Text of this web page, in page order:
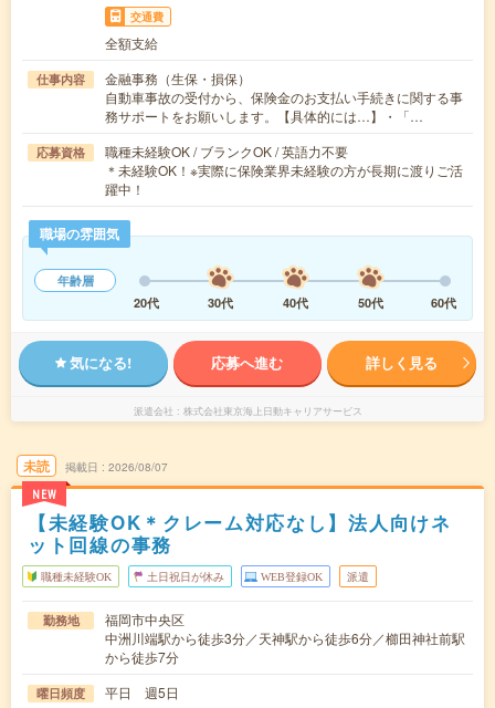
交通費
全額支給
仕事内容
金融事務（生保・損保）
自動車事故の受付から、保険金のお支払い手続きに関する事
務サポートをお願いします。【具体的には…】・「…
応募資格
職種未経験OK / ブランクOK / 英語力不要
＊未経験OK！※実際に保険業界未経験の方が長期に渡りご活
躍中！
職場の雰囲気
年齢層
20代
30代 40代 50代 60代
気になる! 応募へ進む 詳しく見る
派遣会社 株式会社東京海上日動キャリアサービス
未読
NEW
掲載日 2026/08/07
【未経験OK＊クレーム対応なし】法人向けネ
ット回線の事務
職種未経験OK 土日祝日が休み WEB登録OK 派遣
勤務地
福岡市中央区
中洲川端駅から徒歩3分／天神駅から徒歩6分／櫛田神社前駅
から徒歩7分
曜日頻度 平日 週5日